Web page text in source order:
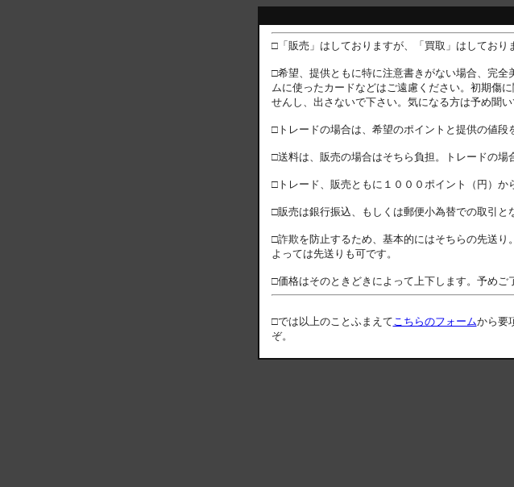
□「販売」はしておりますが、「買取」はしており
□希望、提供ともに特に注意書きがない場合、完
ムに使ったカードなどはご遠慮ください。初期傷
せんし、出さないで下さい。気になる方は予め聞い
□トレードの場合は、希望のポイントと提供の値段
□送料は、販売の場合はそちら負担。トレードの場
□トレード、販売ともに１０００ポイント（円）か
□販売は銀行振込、もしくは郵便小為替での取引と
□詐欺を防止するため、基本的にはそちらの先送
よっては先送りも可です。
□価格はそのときどきによって上下します。予めご
□では以上のことふまえて こちらのフォームから要
ぞ。